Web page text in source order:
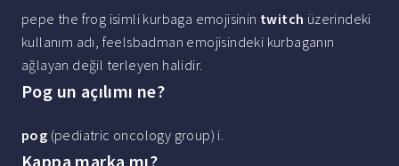
pepe the frog isimli kurbaga emojisinin twitch üzerindeki
kullanım adı, feelsbadman emojisindeki kurbaganın
ağlayan değil terleyen halidir.
Pog un açılımı ne?
pog (pediatric oncology group) i.
Kappa marka mı?